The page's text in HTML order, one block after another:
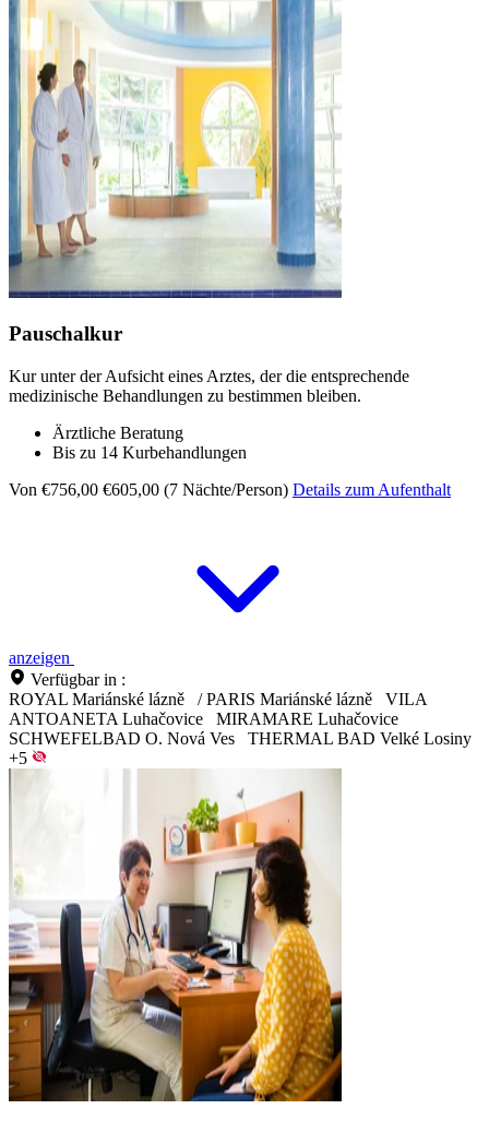
Pauschalkur
Kur unter der Aufsicht eines Arztes, der die entsprechende
medizinische Behandlungen zu bestimmen bleiben.
Ärztliche Beratung
Bis zu 14 Kurbehandlungen
Von €756,00 €605,00 (7 Nächte/Person) Details zum Aufenthalt
anzeigen
Verfügbar in :
ROYAL Mariánské lázně
/ PARIS Mariánské lázně
VILA
ANTOANETA Luhačovice
MIRAMARE Luhačovice
SCHWEFELBAD O. Nová Ves
THERMAL BAD Velké Losiny
+5